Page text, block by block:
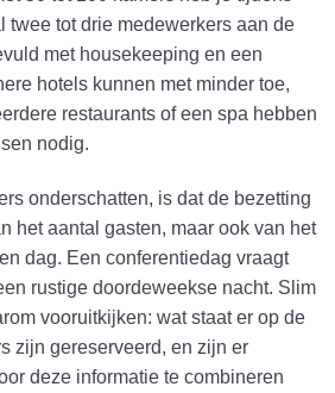
twee tot drie medewerkers aan de
met housekeeping en een
hotels kunnen met minder toe,
restaurants of een spa hebben
nodig.
onderschatten, is dat de bezetting
het aantal gasten, maar ook van het
dag. Een conferentiedag vraagt
rustige doordeweekse nacht. Slim
vooruitkijken: wat staat er op de
zijn gereserveerd, en zijn er
deze informatie te combineren